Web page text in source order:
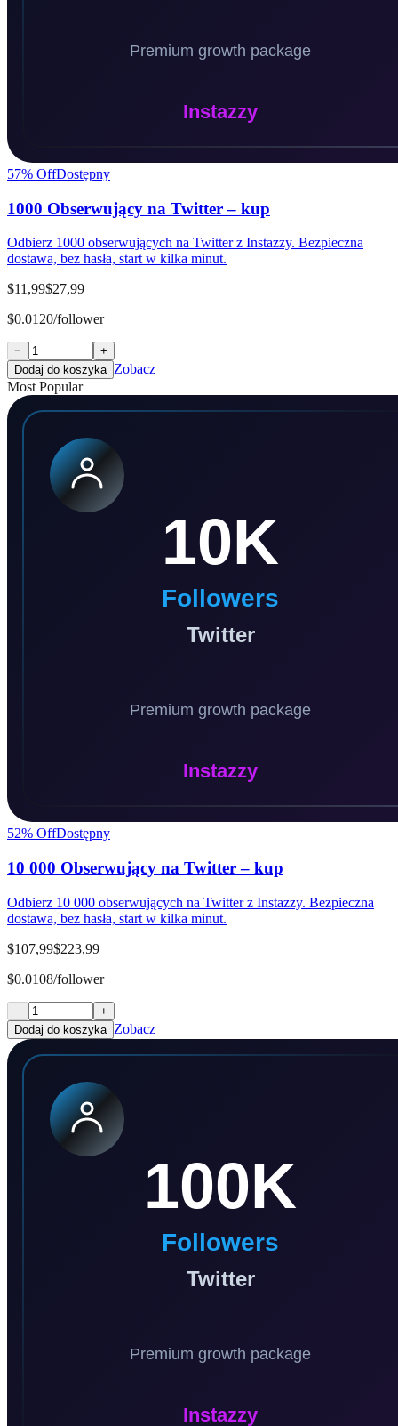
57% OffDostępny
1000 Obserwujący na Twitter – kup
Odbierz 1000 obserwujących na Twitter z Instazzy. Bezpieczna
dostawa, bez hasła, start w kilka minut.
$11,99$27,99
$0.0120/follower
−
+
Dodaj do koszyka Zobacz
Most Popular
52% OffDostępny
10 000 Obserwujący na Twitter – kup
Odbierz 10 000 obserwujących na Twitter z Instazzy. Bezpieczna
dostawa, bez hasła, start w kilka minut.
$107,99$223,99
$0.0108/follower
−
+
Dodaj do koszyka Zobacz